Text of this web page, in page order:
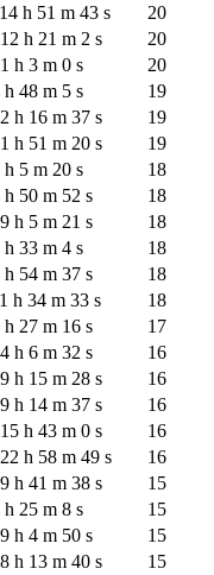
h 51 m 43 s
20
h 21 m 2 s
20
h 3 m 0 s
20
h 48 m 5 s
19
h 16 m 37 s
19
h 51 m 20 s
19
h 5 m 20 s
18
h 50 m 52 s
18
h 5 m 21 s
18
h 33 m 4 s
18
h 54 m 37 s
18
h 34 m 33 s
18
h 27 m 16 s
17
h 6 m 32 s
16
h 15 m 28 s
16
h 14 m 37 s
16
h 43 m 0 s
16
h 58 m 49 s
16
h 41 m 38 s
15
h 25 m 8 s
15
h 4 m 50 s
15
h 13 m 40 s
15